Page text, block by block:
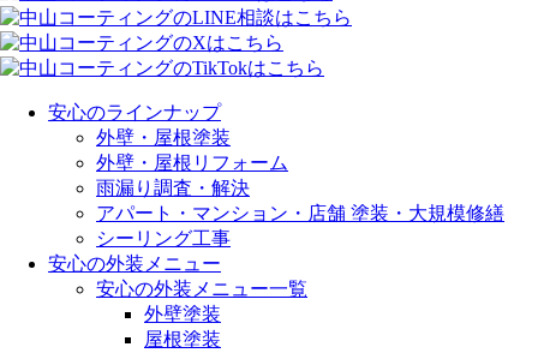
安心のラインナップ
外壁・屋根塗装
外壁・屋根リフォーム
雨漏り調査・解決
アパート・マンション・店舗 塗装・大規模修繕
シーリング工事
安心の外装メニュー
安心の外装メニュー一覧
外壁塗装
屋根塗装